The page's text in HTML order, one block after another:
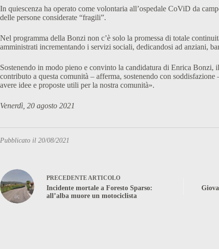
In quiescenza ha operato come volontaria all’ospedale CoViD da
delle persone considerate “fragili”.
Nel programma della Bonzi non c’è solo la promessa di totale
amministrati incrementando i servizi sociali, dedicandosi ad anziani,
Sostenendo in modo pieno e convinto la candidatura di Enrica Bonzi,
contributo a questa comunità – afferma, sostenendo con
avere idee e proposte utili per la nostra comunità».
Venerdì, 20 agosto 2021
Pubblicato il 20/08/2021
PRECEDENTE ARTICOLO
Incidente mortale a Foresto Sparso:
all’alba muore un motociclista